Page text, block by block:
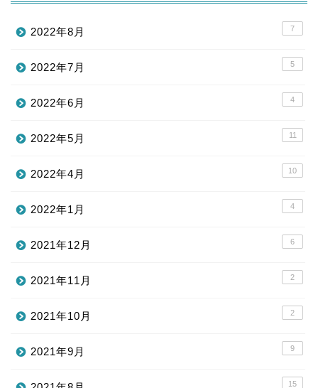
2022年8月 7
2022年7月 5
2022年6月 4
2022年5月 11
2022年4月 10
2022年1月 4
2021年12月 6
2021年11月 2
2021年10月 2
2021年9月 9
15